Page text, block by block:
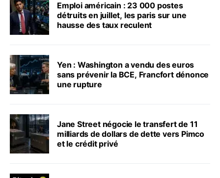
Emploi américain : 23 000 postes
détruits en juillet, les paris sur une
hausse des taux reculent
Yen : Washington a vendu des euros
sans prévenir la BCE, Francfort dénonce
une rupture
Jane Street négocie le transfert de 11
milliards de dollars de dette vers Pimco
et le crédit privé